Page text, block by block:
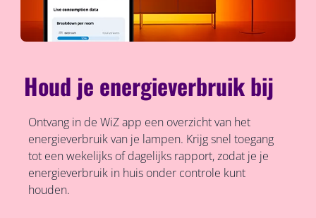
Houd je energieverbruik bij
Ontvang in de WiZ app een overzicht van het
energieverbruik van je lampen. Krijg snel toegang
tot een wekelijks of dagelijks rapport, zodat je je
energieverbruik in huis onder controle kunt
houden.